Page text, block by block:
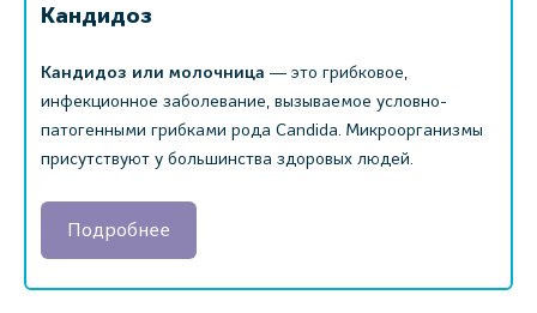
Кандидоз
Кандидоз или молочница ― это грибковое,
инфекционное заболевание, вызываемое условно-
патогенными грибками рода Candida. Микроорганизмы
присутствуют у большинства здоровых людей.
Подробнее